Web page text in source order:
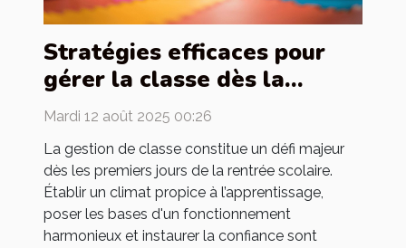
Stratégies efficaces pour
gérer la classe dès la
rentrée
Mardi 12 août 2025 00:26
La gestion de classe constitue un défi majeur
dès les premiers jours de la rentrée scolaire.
Établir un climat propice à l’apprentissage,
poser les bases d'un fonctionnement
harmonieux et instaurer la confiance sont